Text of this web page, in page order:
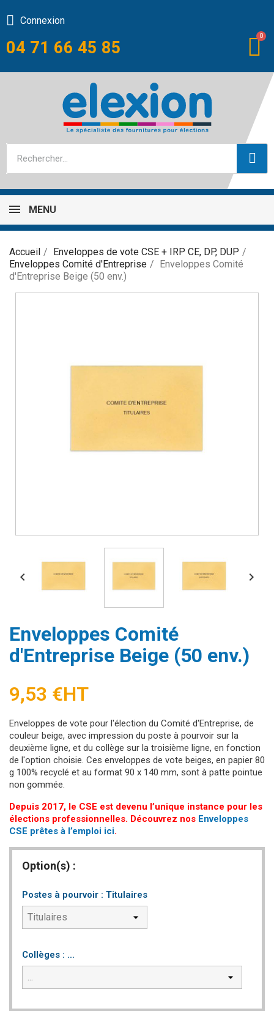
04 71 66 45 85
Connexion
MENU
Accueil
Enveloppes de vote CSE + IRP CE, DP, DUP
Enveloppes Comité d'Entreprise
Enveloppes Comité
d'Entreprise Beige (50 env.)
 
Enveloppes Comité
d'Entreprise Beige (50 env.)
9,53 €HT
Enveloppes de vote pour l'élection du Comité d'Entreprise, de
couleur beige, avec impression du poste à pourvoir sur la
deuxième ligne, et du collège sur la troisième ligne, en fonction
de l'option choisie. Ces enveloppes de vote beiges, en papier 80
g 100% recyclé et au format 90 x 140 mm, sont à patte pointue
non gommée.
Depuis 2017, le CSE est devenu l’unique instance pour les
élections professionnelles. Découvrez nos Enveloppes
CSE prêtes à l’emploi ici.
Option(s) :
Postes à pourvoir : Titulaires
Collèges : ...